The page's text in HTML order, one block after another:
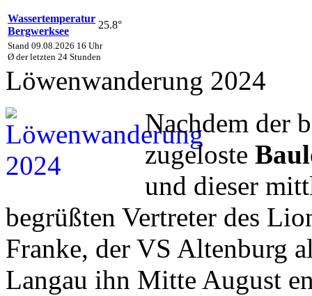
Wassertemperatur
Bergwerksee
25.8°
Stand 09.08.2026 16 Uhr
Ø der letzten 24 Stunden
Löwenwanderung 2024
Nachdem der
zugeloste
und dieser
begrüßten Vertreter des
Franke, der VS Altenburg
Langau ihn Mitte August